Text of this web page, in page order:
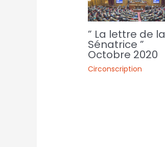
” La lettre de la
Sénatrice ”
Octobre 2020
Circonscription